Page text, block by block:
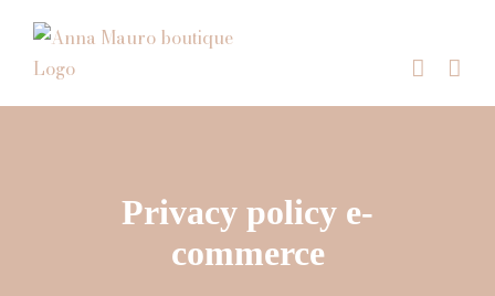
contenuto
Privacy policy e-
commerce